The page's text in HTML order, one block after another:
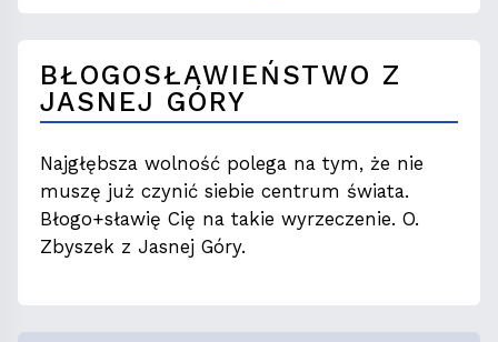
BŁOGOSŁAWIEŃSTWO Z
JASNEJ GÓRY
Najgłębsza wolność polega na tym, że nie
muszę już czynić siebie centrum świata.
Błogo+sławię Cię na takie wyrzeczenie. O.
Zbyszek z Jasnej Góry.